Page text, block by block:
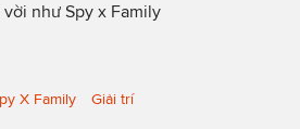
như Spy x Family
X Family Giải trí